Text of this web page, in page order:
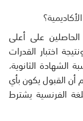
الحاصلين على أعلى
اختبار القدرات
المحددة، وهي %85 من نسبة الشهادة الثانوية،
أن القبول يكون بأي
الفرنسية يشترط